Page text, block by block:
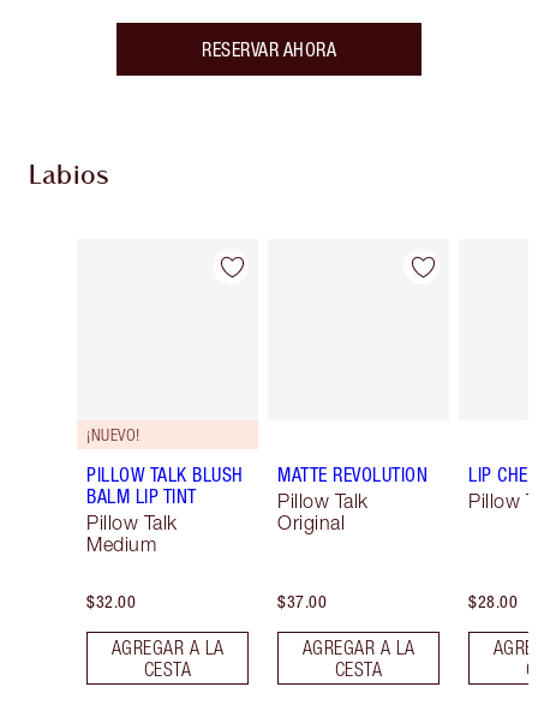
RESERVAR AHORA
Labios
Artículo 1 de 130
¡NUEVO!
PILLOW TALK BLUSH
BALM LIP TINT
Pillow Talk
Medium
$32.00
AGREGAR A LA
CESTA
Artículo 2 de 130
MATTE REVOLUTION
Pillow Talk
Original
$37.00
AGREGAR A LA
CESTA
LIP
Pillow
$28.00